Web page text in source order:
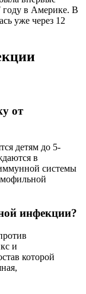
году в Америке. В
уже через 12
от
детям до 5-
в
системы
инфекции?
и
которой